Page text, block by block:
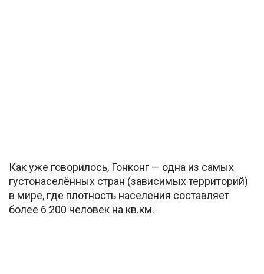
Как уже говорилось, Гонконг — одна из самых
густонаселённых стран (зависимых территорий)
в мире, где плотность населения составляет
более 6 200 человек на кв.км.